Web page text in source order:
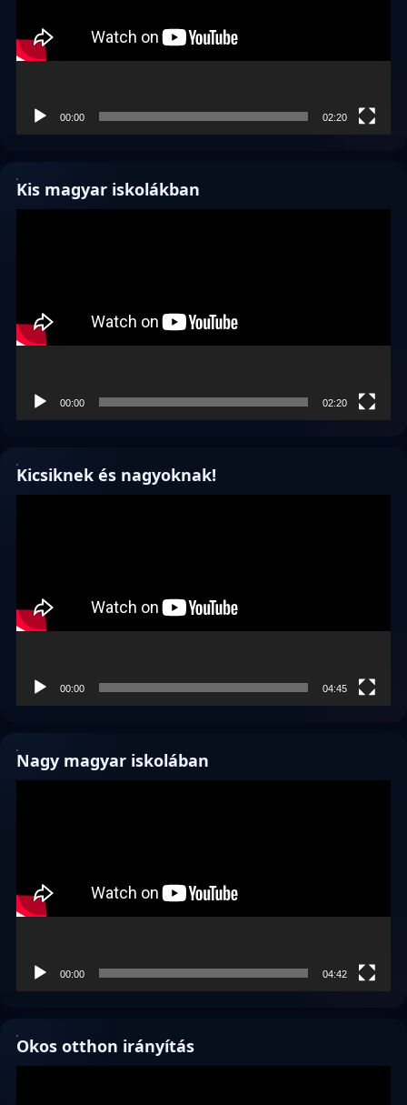
00:00 02:20
Kis magyar iskolákban
00:00 02:20
Kicsiknek és nagyoknak!
00:00 04:45
Nagy magyar iskolában
00:00 04:42
Okos otthon irányítás